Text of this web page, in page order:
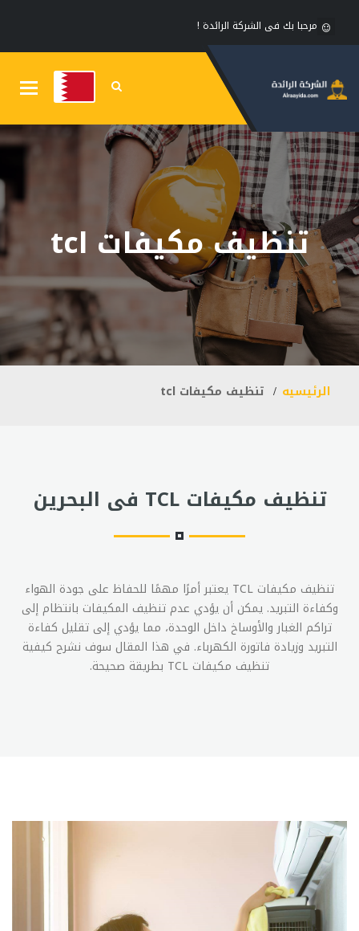
مرحبا بك فى الشركة الرائدة !
تنظيف مكيفات tcl
الرئيسيه تنظيف مكيفات tcl
تنظيف مكيفات TCL فى البحرين
تنظيف مكيفات TCL يعتبر أمرًا مهمًا للحفاظ على جودة الهواء
وكفاءة التبريد. يمكن أن يؤدي عدم تنظيف المكيفات بانتظام إلى
تراكم الغبار والأوساخ داخل الوحدة، مما يؤدي إلى تقليل كفاءة
التبريد وزيادة فاتورة الكهرباء. في هذا المقال سوف نشرح كيفية
تنظيف مكيفات TCL بطريقة صحيحة.